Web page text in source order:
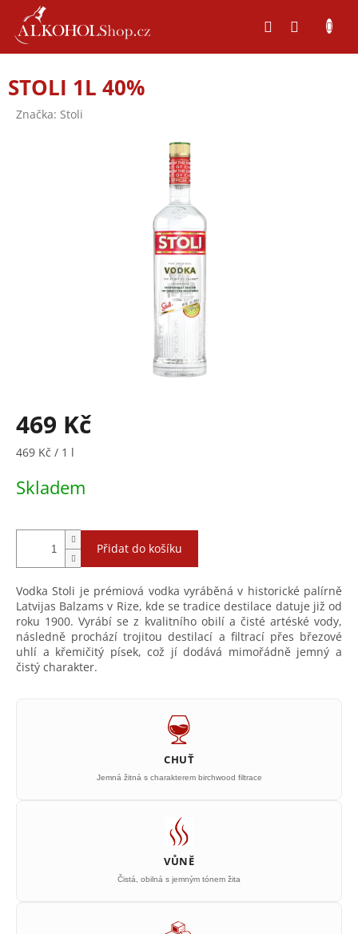
obsah
STOLI 1L 40%
Značka: Stoli
469 Kč
Měrná
469 Kč / 1 l
Skladem
Přidat do košíku
Vodka Stoli je prémiová vodka vyráběná v historické palírně
Latvijas Balzams v Rize, kde se tradice destilace datuje již od
roku 1900. Vyrábí se z kvalitního obilí a čisté artéské vody,
následně prochází trojitou destilací a filtrací přes březové
uhlí a křemičitý písek, což jí dodává mimořádně jemný a
čistý charakter.
CHUŤ
Jemná žitná s charakterem birchwood filtrace
VŮNĚ
Čistá, obilná s jemným tónem žita